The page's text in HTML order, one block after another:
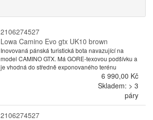
2106274527
Lowa Camino Evo gtx UK10 brown
Inovovaná pánská turistická bota navazující na
model CAMINO GTX. Má GORE-texovou podšívku a
je vhodná do středně exponovaného terénu
6 990,00 Kč
Skladem: > 3
páry
2106274527